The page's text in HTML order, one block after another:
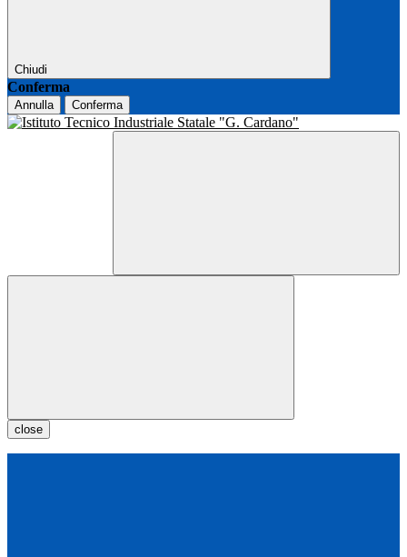
Chiudi
Conferma
Annulla Conferma
close